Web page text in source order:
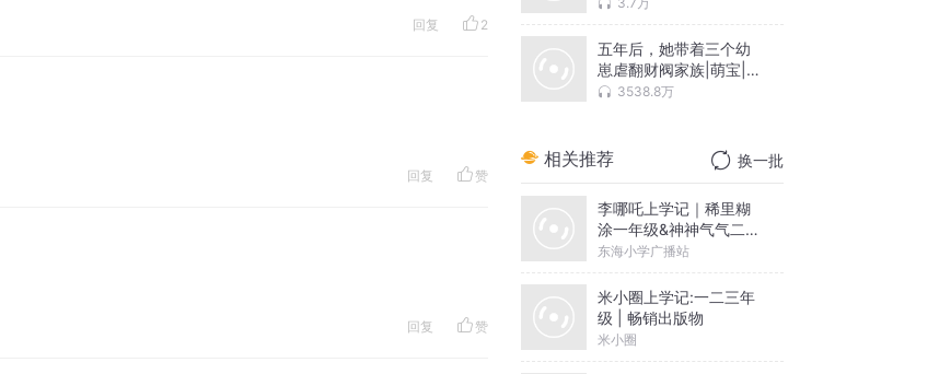
回复 2
回复 赞
回复 赞
五年后，她带着三个幼
崽虐翻财阀家族|萌宝|霸
总女强3538.8万
相关推荐 换一批
李哪吒上学记｜稀里糊
涂一年级&神神气气二年
级
东海小学广播站
米小圈上学记:一二三年
级 | 畅销出版物
米小圈